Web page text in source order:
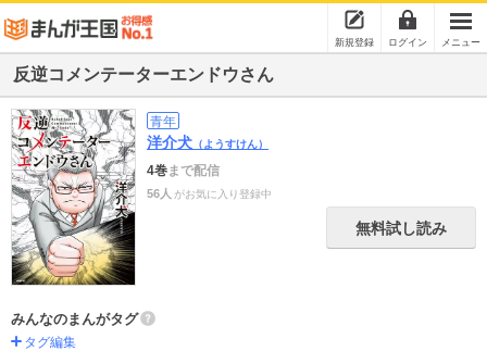
新規登録 ログイン メニュー
反逆コメンテーターエンドウさん
青年
洋介犬 （ようすけん）
4巻まで配信
56人 がお気に入り登録中
無料試し読み
みんなのまんがタグ
タグ編集